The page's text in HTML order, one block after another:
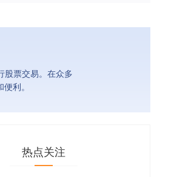
股票交易。在众多
利。
热点关注